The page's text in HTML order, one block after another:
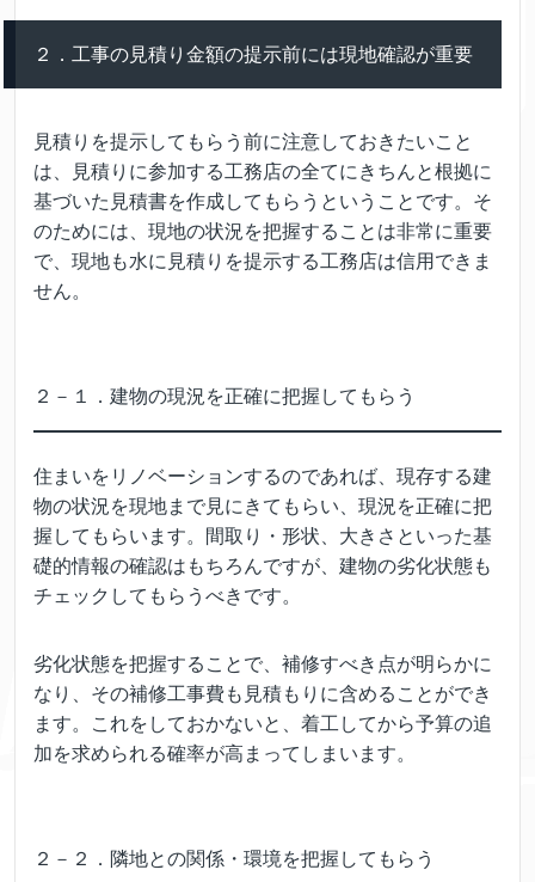
２．工事の見積り金額の提示前には現地確認が重要
見積りを提示してもらう前に注意しておきたいこと
は、見積りに参加する工務店の全てにきちんと根拠に
基づいた見積書を作成してもらうということです。そ
のためには、現地の状況を把握することは非常に重要
で、現地も水に見積りを提示する工務店は信用できま
せん。
２－１．建物の現況を正確に把握してもらう
住まいをリノベーションするのであれば、現存する建
物の状況を現地まで見にきてもらい、現況を正確に把
握してもらいます。間取り・形状、大きさといった基
礎的情報の確認はもちろんですが、建物の劣化状態も
チェックしてもらうべきです。
劣化状態を把握することで、補修すべき点が明らかに
なり、その補修工事費も見積もりに含めることができ
ます。これをしておかないと、着工してから予算の追
加を求められる確率が高まってしまいます。
２－２．隣地との関係・環境を把握してもらう